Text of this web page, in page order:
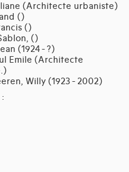
(Architecte urbaniste)
()
()
()
(1924 - ?)
Emile (Architecte
Willy (1923 - 2002)